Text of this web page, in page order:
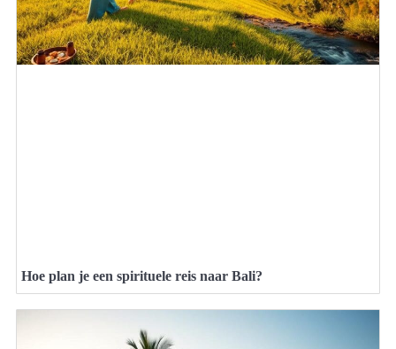
Hoe plan je een spirituele reis naar Bali?